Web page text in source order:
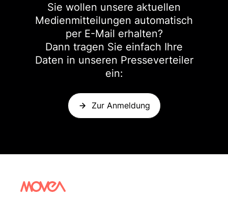
Sie wollen unsere aktuellen
Medienmitteilungen automatisch
per E-Mail erhalten?
Dann tragen Sie einfach Ihre
Daten in unseren Presseverteiler
ein:
Zur Anmeldung